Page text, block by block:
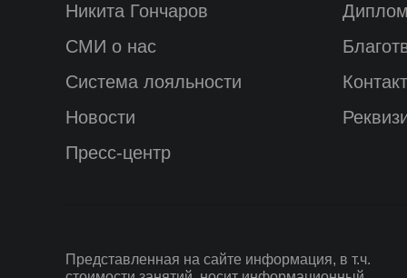
Никита Гончаров
СМИ о нас
Система лояльности
Новости
Пресс-центр
Представленная на сайте информация, в т.ч.